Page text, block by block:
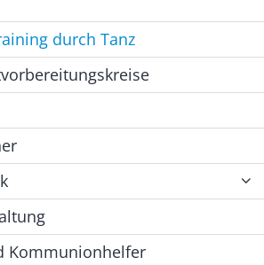
durch Tanz
Kommunionhelfer